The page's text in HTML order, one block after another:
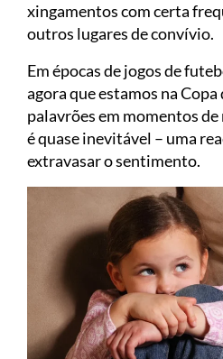
xingamentos com certa
outros lugares de convívio.
Em épocas de jogos de
agora que estamos na
palavrões em momentos
é quase inevitável – uma
extravasar o sentimento.